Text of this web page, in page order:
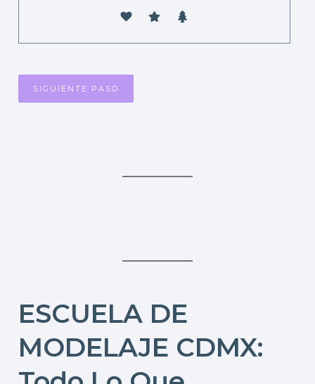
ESCUELA DE
MODELAJE CDMX: